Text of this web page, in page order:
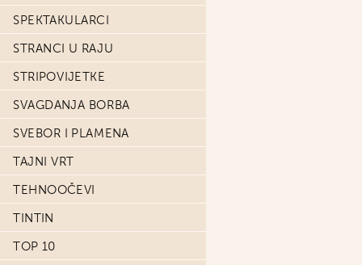
SPEKTAKULARCI
STRANCI U RAJU
STRIPOVIJETKE
SVAGDANJA BORBA
SVEBOR I PLAMENA
TAJNI VRT
TEHNOOČEVI
TINTIN
TOP 10